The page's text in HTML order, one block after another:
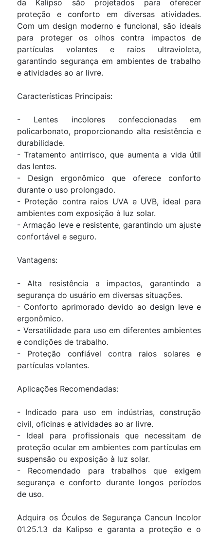
da Kalipso são projetados para oferecer
proteção e conforto em diversas atividades.
Com um design moderno e funcional, são ideais
para proteger os olhos contra impactos de
partículas volantes e raios ultravioleta,
garantindo segurança em ambientes de trabalho
e atividades ao ar livre.
Características Principais:
- Lentes incolores confeccionadas em
policarbonato, proporcionando alta resistência e
durabilidade.
- Tratamento antirrisco, que aumenta a vida útil
das lentes.
- Design ergonômico que oferece conforto
durante o uso prolongado.
- Proteção contra raios UVA e UVB, ideal para
ambientes com exposição à luz solar.
- Armação leve e resistente, garantindo um ajuste
confortável e seguro.
Vantagens:
- Alta resistência a impactos, garantindo a
segurança do usuário em diversas situações.
- Conforto aprimorado devido ao design leve e
ergonômico.
- Versatilidade para uso em diferentes ambientes
e condições de trabalho.
- Proteção confiável contra raios solares e
partículas volantes.
Aplicações Recomendadas:
- Indicado para uso em indústrias, construção
civil, oficinas e atividades ao ar livre.
- Ideal para profissionais que necessitam de
proteção ocular em ambientes com partículas em
suspensão ou exposição à luz solar.
- Recomendado para trabalhos que exigem
segurança e conforto durante longos períodos
de uso.
Adquira os Óculos de Segurança Cancun Incolor
01.25.1.3 da Kalipso e garanta a proteção e o